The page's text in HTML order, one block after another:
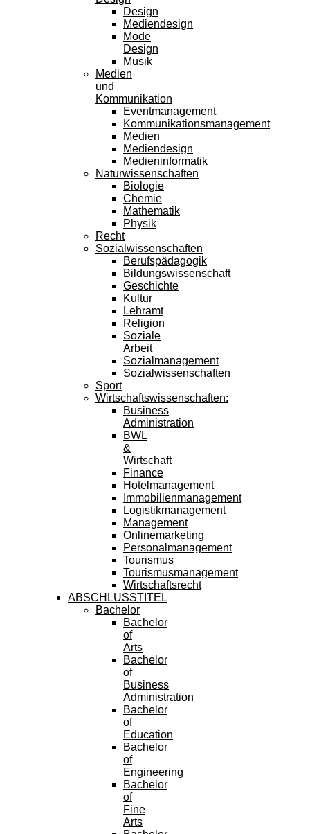
Design
Mediendesign
Mode
Design
Musik
Medien
und
Kommunikation
Eventmanagement
Kommunikationsmanagement
Medien
Mediendesign
Medieninformatik
Naturwissenschaften
Biologie
Chemie
Mathematik
Physik
Recht
Sozialwissenschaften
Berufspädagogik
Bildungswissenschaft
Geschichte
Kultur
Lehramt
Religion
Soziale
Arbeit
Sozialmanagement
Sozialwissenschaften
Sport
Wirtschaftswissenschaften:
Business
Administration
BWL
&
Wirtschaft
Finance
Hotelmanagement
Immobilienmanagement
Logistikmanagement
Management
Onlinemarketing
Personalmanagement
Tourismus
Tourismusmanagement
Wirtschaftsrecht
ABSCHLUSSTITEL
Bachelor
Bachelor
of
Arts
Bachelor
of
Business
Administration
Bachelor
of
Education
Bachelor
of
Engineering
Bachelor
of
Fine
Arts